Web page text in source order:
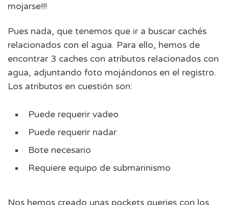
mojarse!!!
Pues nada, que tenemos que ir a buscar cachés
relacionados con el agua. Para ello, hemos de
encontrar 3 caches con atributos relacionados con
agua, adjuntando foto mojándonos en el registro.
Los atributos en cuestión son:
Puede requerir vadeo
Puede requerir nadar
Bote necesario
Requiere equipo de submarinismo